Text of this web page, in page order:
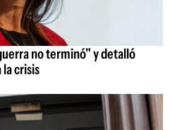
no terminó" y detalló
crisis